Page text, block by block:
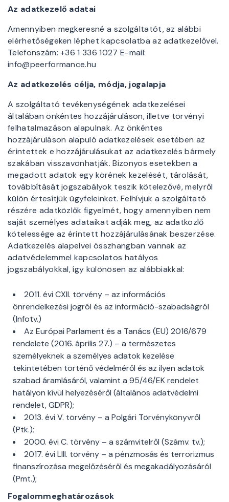
Az adatkezelő adatai
Amennyiben megkeresné a szolgáltatót, az alábbi
elérhetőségeken léphet kapcsolatba az adatkezelővel.
Telefonszám: +36 1 336 1027 E-mail:
info@peerformance.hu
Az adatkezelés célja, módja, jogalapja
A szolgáltató tevékenységének adatkezelései
általában önkéntes hozzájáruláson, illetve törvényi
felhatalmazáson alapulnak. Az önkéntes
hozzájáruláson alapuló adatkezelések esetében az
érintettek e hozzájárulásukat az adatkezelés bármely
szakában visszavonhatják. Bizonyos esetekben a
megadott adatok egy körének kezelését, tárolását,
továbbítását jogszabályok teszik kötelezővé, melyről
külön értesítjük ügyfeleinket. Felhívjuk a szolgáltató
részére adatközlők figyelmét, hogy amennyiben nem
saját személyes adataikat adják meg, az adatközlő
kötelessége az érintett hozzájárulásának beszerzése.
Adatkezelés alapelvei összhangban vannak az
adatvédelemmel kapcsolatos hatályos
jogszabályokkal, így különösen az alábbiakkal:
2011. évi CXII. törvény – az információs
önrendelkezési jogról és az információ-szabadságról
(Infotv.)
Az Európai Parlament és a Tanács (EU) 2016/679
rendelete (2016. április 27.) – a természetes
személyeknek a személyes adatok kezelése
tekintetében történő védelméről és az ilyen adatok
szabad áramlásáról, valamint a 95/46/EK rendelet
hatályon kívül helyezéséről (általános adatvédelmi
rendelet, GDPR);
2013. évi V. törvény – a Polgári Törvénykönyvről
(Ptk.);
2000. évi C. törvény – a számvitelről (Számv. tv.);
2017. évi LIII. törvény – a pénzmosás és terrorizmus
finanszírozása megelőzéséről és megakadályozásáról
(Pmt.);
Fogalommeghatározások